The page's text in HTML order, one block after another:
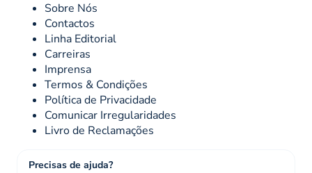
Sobre Nós
Contactos
Linha Editorial
Carreiras
Imprensa
Termos & Condições
Política de Privacidade
Comunicar Irregularidades
Livro de Reclamações
Precisas de ajuda?